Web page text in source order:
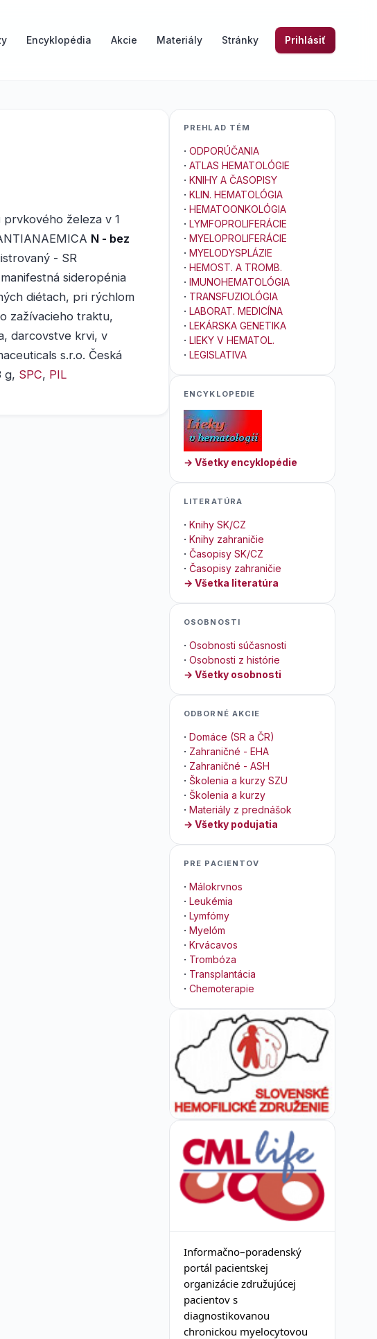
Encyklopédia Akcie Materiály Stránky Prihlásiť
železa v 1
N - bez
- SR
sideropénia
diétach, pri rýchlom
zažívacieho traktu,
darcovstve krvi, v
s.r.o. Česká
g, SPC, PIL
PREHLAD TÉM
· ODPORÚČANIA
· ATLAS HEMATOLÓGIE
· KNIHY A ČASOPISY
· KLIN. HEMATOLÓGIA
· HEMATOONKOLÓGIA
· LYMFOPROLIFERÁCIE
· MYELOPROLIFERÁCIE
· MYELODYSPLÁZIE
· HEMOST. A TROMB.
· IMUNOHEMATOLÓGIA
· TRANSFUZIOLÓGIA
· LABORAT. MEDICÍNA
· LEKÁRSKA GENETIKA
· LIEKY V HEMATOL.
· LEGISLATIVA
ENCYKLOPEDIE
→ Všetky encyklopédie
LITERATÚRA
· Knihy SK/CZ
· Knihy zahraničie
· Časopisy SK/CZ
· Časopisy zahraničie
→ Všetka literatúra
OSOBNOSTI
· Osobnosti súčasnosti
· Osobnosti z histórie
→ Všetky osobnosti
ODBORNÉ AKCIE
· Domáce (SR a ČR)
· Zahraničné - EHA
· Zahraničné - ASH
· Školenia a kurzy SZU
· Školenia a kurzy
· Materiály z prednášok
→ Všetky podujatia
PRE PACIENTOV
· Málokrvnos
· Leukémia
· Lymfómy
· Myelóm
· Krvácavos
· Trombóza
· Transplantácia
· Chemoterapie
Informačno–poradenský
portál pacientskej
organizácie združujúcej
pacientov s
diagnostikovanou
chronickou myelocytovou